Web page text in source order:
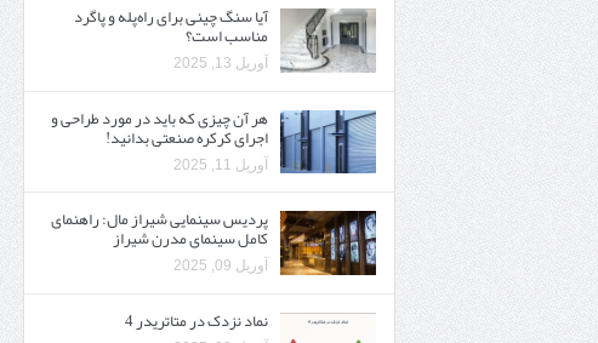
آیا سنگ چینی برای راه‌پله و پاگرد
مناسب است؟
آوریل 13, 2025
هر آن چیزی که باید در مورد طراحی و
اجرای کرکره صنعتی بدانید!
آوریل 11, 2025
پردیس سینمایی شیراز مال: راهنمای
کامل سینمای مدرن شیراز
آوریل 09, 2025
نماد نزدک در متاتریدر 4